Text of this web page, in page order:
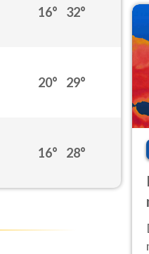
16° 32°
20° 29°
16° 28°